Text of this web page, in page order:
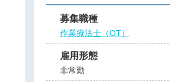
募集職種
作業療法士（OT）
雇用形態
非常勤